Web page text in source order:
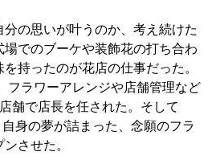
の思いが叶うのか、考え続けた
でのブーケや装飾花の打ち合わ
持ったのが花店の仕事だった。
フラワーアレンジや店舗管理など
舗で店長を任された。そして
身の夢が詰まった、念願のフラ
させた。